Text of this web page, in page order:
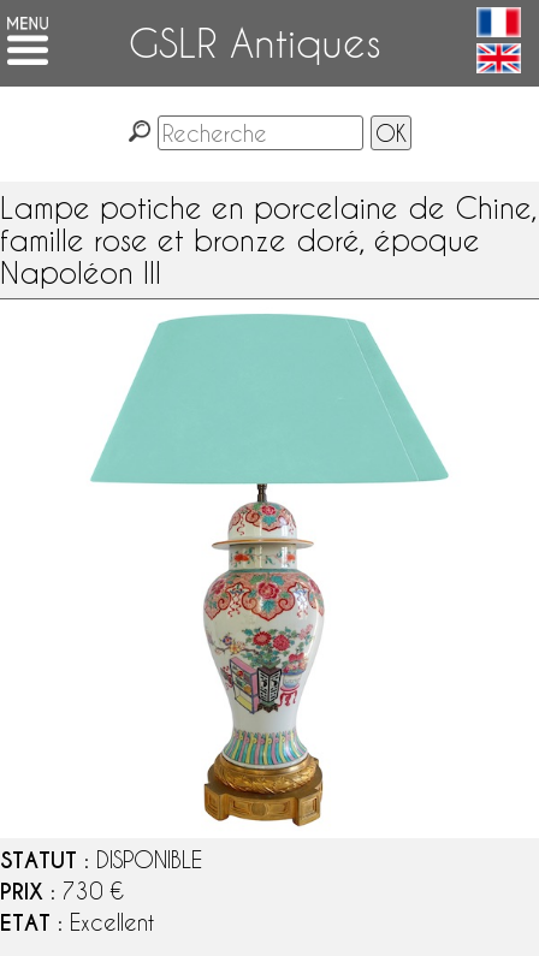
GSLR Antiques
Lampe potiche en porcelaine de Chine,
famille rose et bronze doré, époque
Napoléon III
STATUT : DISPONIBLE
PRIX : 730 €
ETAT : Excellent